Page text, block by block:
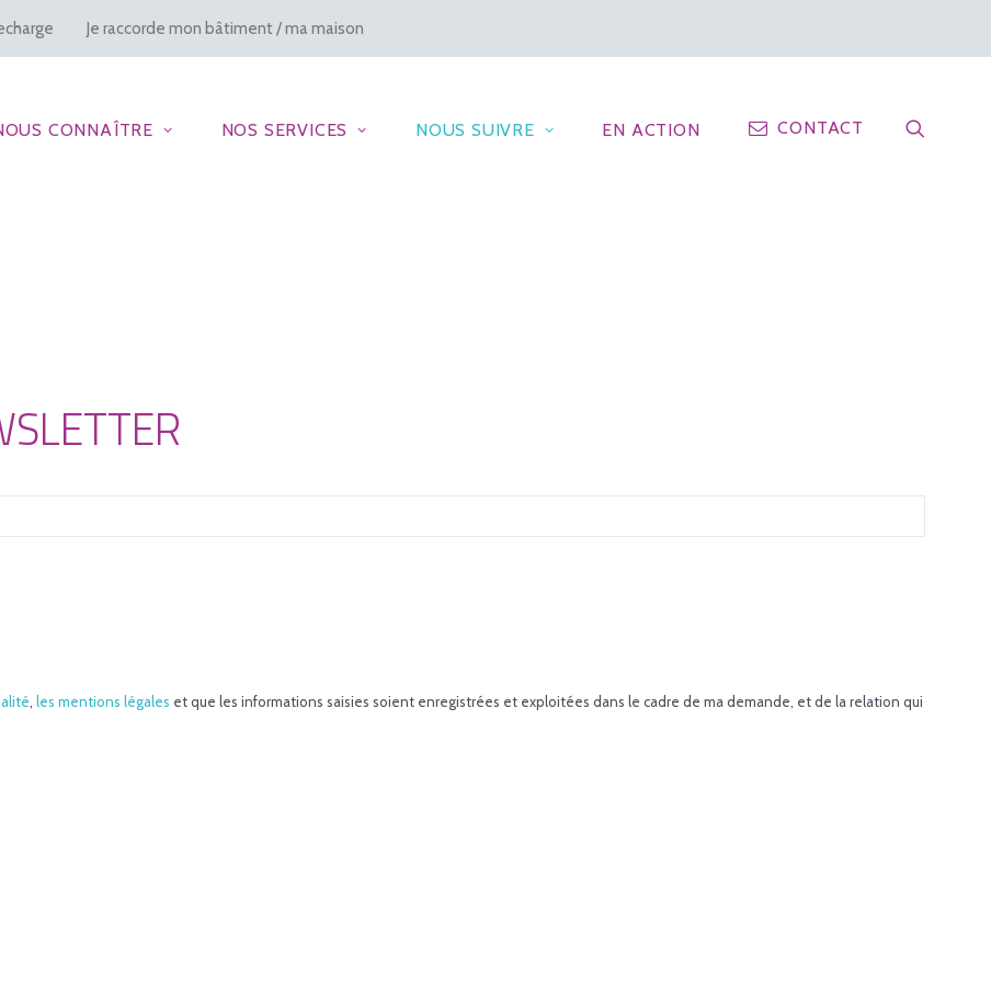
Je raccorde mon bâtiment / ma maison
CONNAÎTRE NOS SERVICES NOUS SUIVRE EN ACTION CONTACT
les mentions légales et que les informations saisies soient enregistrées et exploitées dans le cadre de ma demande, et de la relation qui